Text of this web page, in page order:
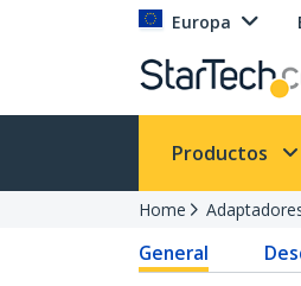
Europa
Productos
Home
General